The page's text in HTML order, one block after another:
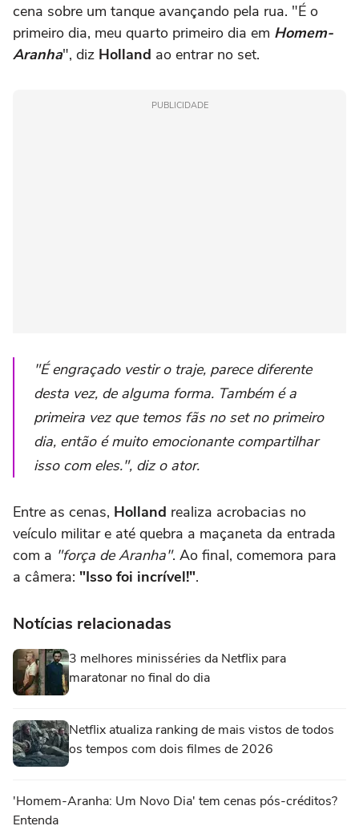
cena sobre um tanque avançando pela rua. "É o
primeiro dia, meu quarto primeiro dia em Homem-
Aranha", diz Holland ao entrar no set.
PUBLICIDADE
"É engraçado vestir o traje, parece diferente
desta vez, de alguma forma. Também é a
primeira vez que temos fãs no set no primeiro
dia, então é muito emocionante compartilhar
isso com eles.", diz o ator.
Entre as cenas, Holland realiza acrobacias no
veículo militar e até quebra a maçaneta da entrada
com a "força de Aranha". Ao final, comemora para
a câmera: "Isso foi incrível!".
Notícias relacionadas
3 melhores minisséries da Netflix para
maratonar no final do dia
Netflix atualiza ranking de mais vistos de todos
os tempos com dois filmes de 2026
'Homem-Aranha: Um Novo Dia' tem cenas pós-créditos?
Entenda